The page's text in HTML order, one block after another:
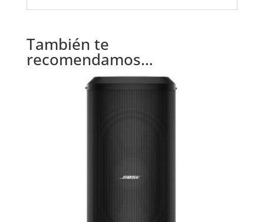
También te
recomendamos…